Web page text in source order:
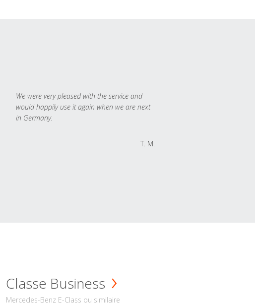
We were very pleased with the service and
would happily use it again when we are next
in Germany.
T. M.
Classe Business
Mercedes-Benz E-Class ou similaire